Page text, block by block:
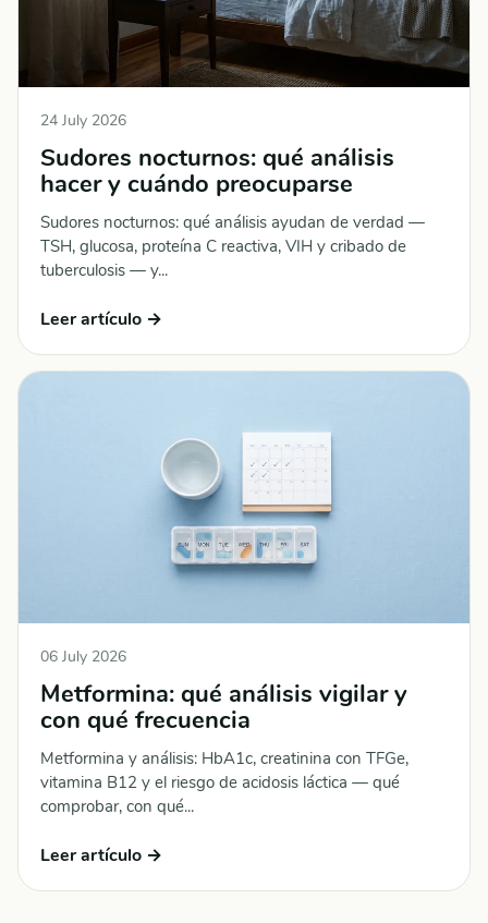
24 July 2026
Sudores nocturnos: qué análisis
hacer y cuándo preocuparse
Sudores nocturnos: qué análisis ayudan de verdad —
TSH, glucosa, proteína C reactiva, VIH y cribado de
tuberculosis — y...
Leer artículo →
06 July 2026
Metformina: qué análisis vigilar y
con qué frecuencia
Metformina y análisis: HbA1c, creatinina con TFGe,
vitamina B12 y el riesgo de acidosis láctica — qué
comprobar, con qué...
Leer artículo →